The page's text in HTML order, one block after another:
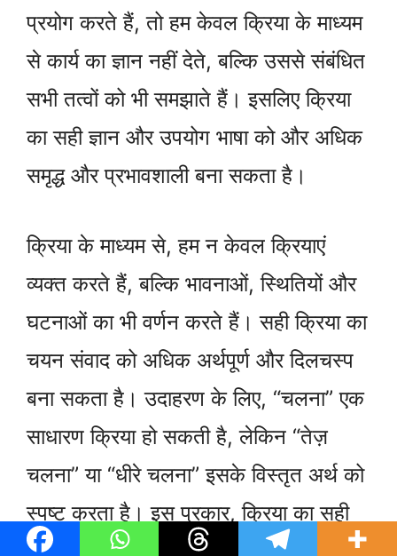
प्रयोग करते हैं, तो हम केवल क्रिया के माध्यम
से कार्य का ज्ञान नहीं देते, बल्कि उससे संबंधित
सभी तत्वों को भी समझाते हैं। इसलिए क्रिया
का सही ज्ञान और उपयोग भाषा को और अधिक
समृद्ध और प्रभावशाली बना सकता है।
क्रिया के माध्यम से, हम न केवल क्रियाएं
व्यक्त करते हैं, बल्कि भावनाओं, स्थितियों और
घटनाओं का भी वर्णन करते हैं। सही क्रिया का
चयन संवाद को अधिक अर्थपूर्ण और दिलचस्प
बना सकता है। उदाहरण के लिए, “चलना” एक
साधारण क्रिया हो सकती है, लेकिन “तेज़
चलना” या “धीरे चलना” इसके विस्तृत अर्थ को
स्पष्ट करता है। इस प्रकार, क्रिया का सही